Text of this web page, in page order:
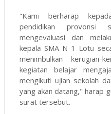
"Kami berharap
pendidikan provonsi
mengevaluasi dan
kepala SMA N 1 Lotu
menimbulkan kerugian-
kegiatan belajar
mengikuti ujian sekolah
yang akan datang," harap
surat tersebut.